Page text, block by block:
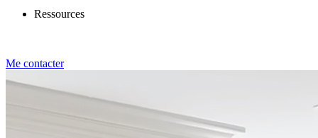
Ressources
Me contacter